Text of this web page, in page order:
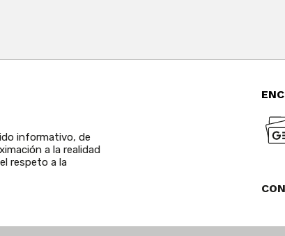
informativo, de
a la realidad
respeto a la